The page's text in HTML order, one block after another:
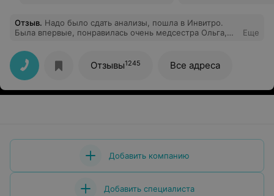
Отзыв. Надо было сдать анализы, пошла в Инвитро.
Была впервые, понравилась очень медсестра Ольга,
быстро обслужили.
Еще
Отзывы1245 Все адреса
Добавить компанию
Добавить специалиста